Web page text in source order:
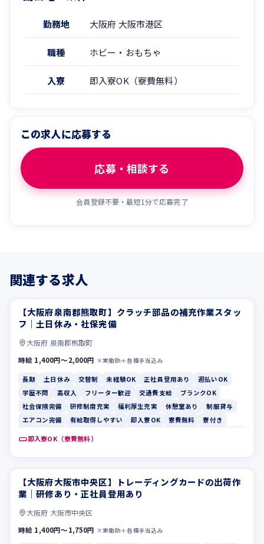
勤務地 大阪府 大阪市港区
職種 ホビー・おもちゃ
入寮 即入寮OK（寮費無料）
この求人に応募する
応募・相談する
会員登録不要・最短1分で応募完了
関連する求人
長期 土日休み
【大阪府泉南郡熊取町】クラッチ部品の補充作業スタッ
フ｜土日休み・社保完備
大阪府 泉南郡熊取町
時給 1,400円〜2,000円 ×実働8h＋各種手当込み
長期 土日休み 交替制 未経験OK 正社員登用あり
週払いOK
学歴不問
高収入 フリーター歓迎 交通費支給
ブランクOK
社会保険完備
研修制度充実 福利厚生充実 休憩室あり
制服貸与
エアコン完備
有給取得しやすい 即入寮OK 寮費無料 寮付き
即入寮OK（寮費無料）
休憩室あり 制服貸与
【大阪府大阪市中央区】トレーディングカードの出荷作
業｜研修あり・正社員登用あり
大阪府 大阪市中央区
時給 1,400円〜1,750円 ×実働8h＋各種手当込み